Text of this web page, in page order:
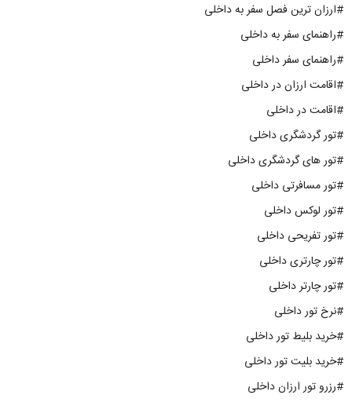
#ارزان ترین فصل سفر به داخلی
#راهنمای سفر به داخلی
#راهنمای سفر داخلی
#اقامت ارزان در داخلی
#اقامت در داخلی
#تور گردشگری داخلی
#تور های گردشگری داخلی
#تور مسافرتی داخلی
#تور لوکس داخلی
#تور تفریحی داخلی
#تور چارتری داخلی
#تور چارتر داخلی
#نرخ تور داخلی
#خرید بلیط تور داخلی
#خرید بلیت تور داخلی
#رزرو تور ارزان داخلی